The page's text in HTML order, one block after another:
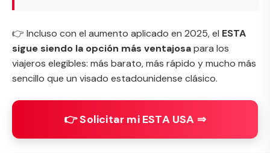
👉 Incluso con el aumento aplicado en 2025, el ESTA
sigue siendo la opción más ventajosapara los
viajeros elegibles: más barato, más rápido y mucho más
sencillo que un visado estadounidense clásico.
👉 Solicitar mi ESTA USA ⇒